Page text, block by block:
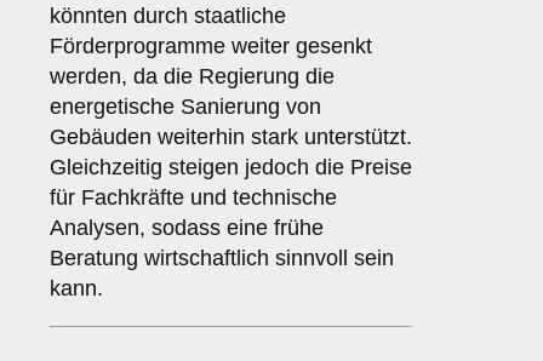
könnten durch staatliche
Förderprogramme weiter gesenkt
werden, da die Regierung die
energetische Sanierung von
Gebäuden weiterhin stark unterstützt.
Gleichzeitig steigen jedoch die Preise
für Fachkräfte und technische
Analysen, sodass eine frühe
Beratung wirtschaftlich sinnvoll sein
kann.